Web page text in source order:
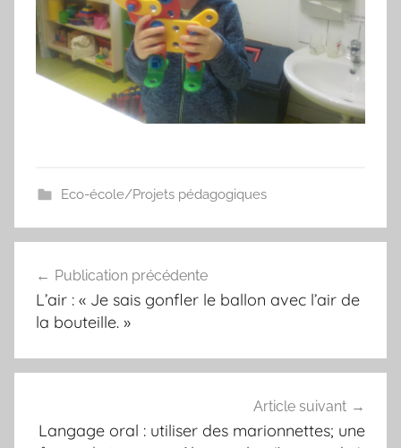
Eco-école/Projets pédagogiques
de
l’article
Publication précédente
L’air : « Je sais gonfler le ballon avec l’air de
la bouteille. »
Article suivant
Langage oral : utiliser des marionnettes; une